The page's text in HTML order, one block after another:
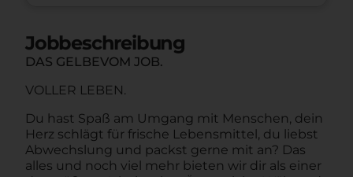
Jobbeschreibung
DAS GELBEVOM JOB.
VOLLER LEBEN.
Du hast Spaß am Umgang mit Menschen, dein
Herz schlägt für frische Lebensmittel, du liebst
Abwechslung und packst gerne mit an? Das
alles und noch viel mehr bieten wir dir als einer